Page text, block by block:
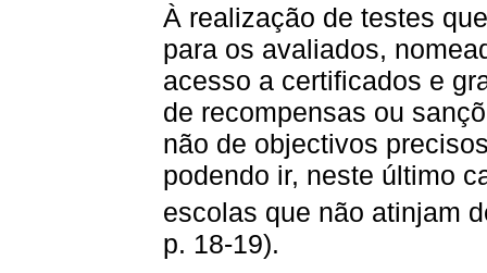
À realização de testes
para os avaliados,
acesso a certificados e
de recompensas ou
não de objectivos
podendo ir, neste último
escolas que não atinjam
p. 18-19).